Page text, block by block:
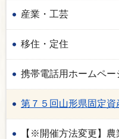
産業・工芸
移住・定住
携帯電話用ホームペー
第７５回山形県固定
【※開催方法変更】